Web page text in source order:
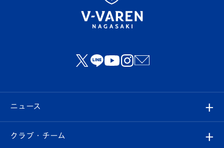
ニュース
すべて
クラブ・チーム